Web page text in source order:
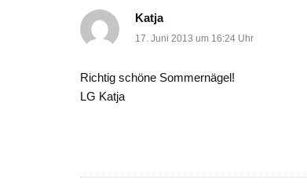
Katja
17. Juni 2013 um 16:24 Uhr
Richtig schöne Sommernägel!
LG Katja